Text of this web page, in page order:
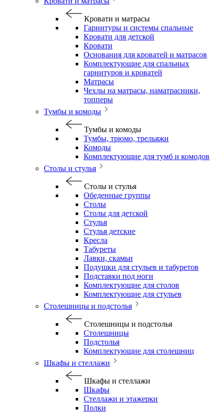
Кровати и матрасы
Гарнитуры и системы спальные
Кровати для детской
Кровати
Основания для кроватей и матрасов
Комплектующие для спальных
гарнитуров и кроватей
Матрасы
Чехлы на матрасы, наматрасники,
топперы
Тумбы и комоды
Тумбы и комоды
Тумбы, трюмо, трельяжи
Комоды
Комплектующие для тумб и комодов
Столы и стулья
Столы и стулья
Обеденные группы
Столы
Столы для детской
Стулья
Стулья детские
Кресла
Табуреты
Лавки, скамьи
Подушки для стульев и табуретов
Подставки под ноги
Комплектующие для столов
Комплектующие для стульев
Столешницы и подстолья
Столешницы и подстолья
Столешницы
Подстолья
Комплектующие для столешниц
Шкафы и стеллажи
Шкафы и стеллажи
Шкафы
Стеллажи и этажерки
Полки